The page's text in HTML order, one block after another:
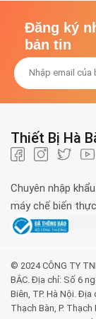
Đăng ký
bản tin
Thiết Bị Hà
Chuyên nhập
máy chế biến
© 2024 CÔNG TY
BẮC. Địa chỉ: Số 6
Biên, TP. Hà Nội.
Thạch Bàn, P.